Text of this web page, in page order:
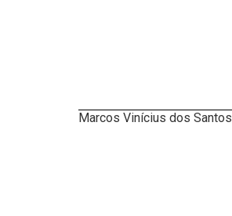
Marcos Vinícius dos Santos